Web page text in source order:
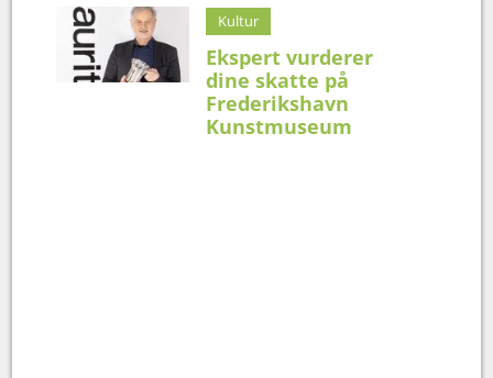
Kultur
Ekspert vurderer
dine skatte på
Frederikshavn
Kunstmuseum